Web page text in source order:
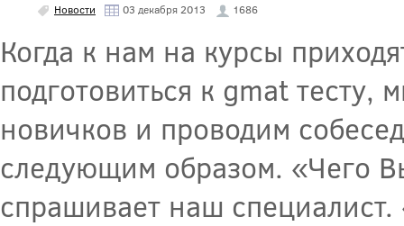
Новости 03 декабря 2013 1686
Когда к нам на курсы
подготовиться к gmat тесту,
новичков и проводим
следующим образом. «Чего
спрашивает наш